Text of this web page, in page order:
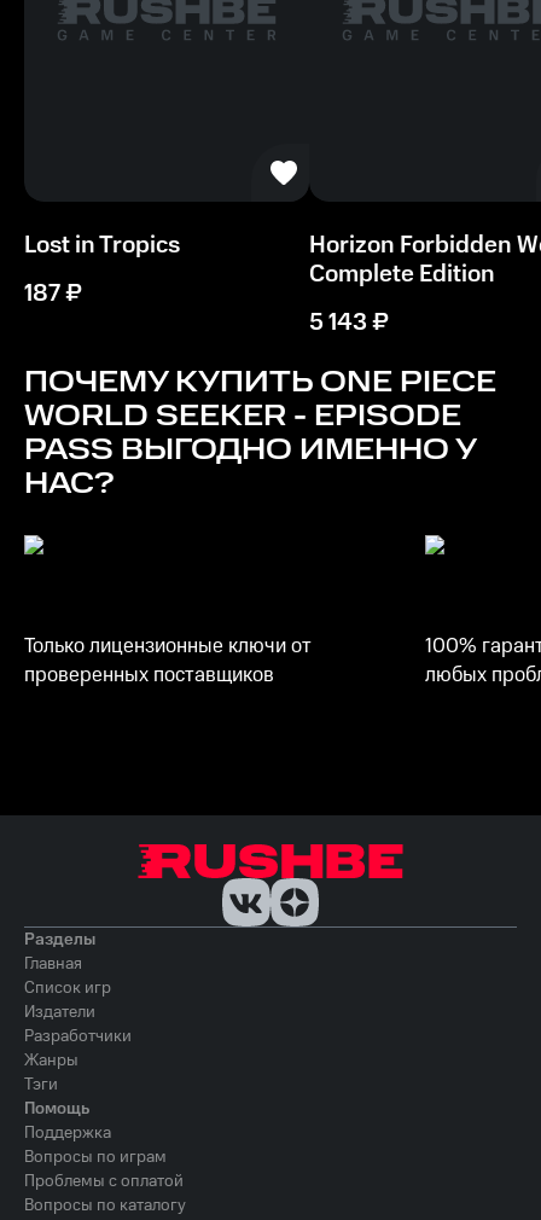
Lost in Tropics
187₽
Horizon Forbidden
Complete Edition
5 143₽
ПОЧЕМУ КУПИТЬ ONE PIECE
WORLD SEEKER - EPISODE
PASS ВЫГОДНО ИМЕННО У
НАС?
Только лицензионные ключи от
проверенных поставщиков
100%
любых
Разделы
Главная
Список игр
Издатели
Разработчики
Жанры
Тэги
Помощь
Поддержка
Вопросы по играм
Проблемы с оплатой
Вопросы по каталогу